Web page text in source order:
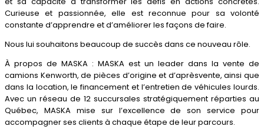
Curieuse et passionnée, elle est reconnue pour sa volonté
constante d’apprendre et d’améliorer les façons de faire.
Nous lui souhaitons beaucoup de succès dans ce nouveau rôle.
À propos de MASKA : MASKA est un leader dans la vente de
camions Kenworth, de pièces d’origine et d’aprèsvente, ainsi que
dans la location, le financement et l’entretien de véhicules lourds.
Avec un réseau de 12 succursales stratégiquement réparties au
Québec, MASKA mise sur l’excellence de son service pour
accompagner ses clients à chaque étape de leur parcours.